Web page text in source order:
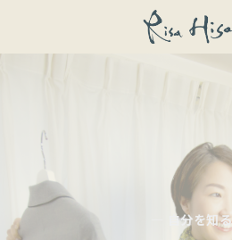
— 自分を知